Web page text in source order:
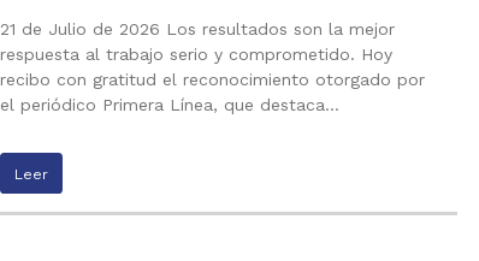
21 de Julio de 2026 Los resultados son la mejor
respuesta al trabajo serio y comprometido. Hoy
recibo con gratitud el reconocimiento otorgado por
el periódico Primera Línea, que destaca…
Leer